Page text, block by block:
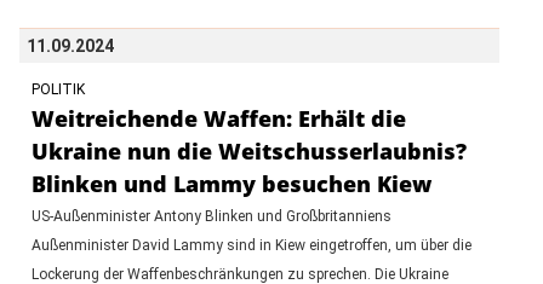
11.09.2024
POLITIK
Weitreichende Waffen: Erhält die
Ukraine nun die Weitschusserlaubnis?
Blinken und Lammy besuchen Kiew
US-Außenminister Antony Blinken und Großbritanniens
Außenminister David Lammy sind in Kiew eingetroffen, um über die
Lockerung der Waffenbeschränkungen zu sprechen. Die Ukraine